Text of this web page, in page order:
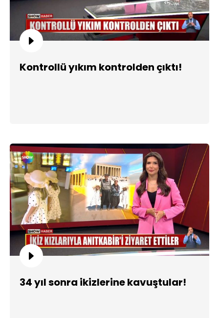
Kontrollü yıkım kontrolden çıktı!
34 yıl sonra ikizlerine kavuştular!